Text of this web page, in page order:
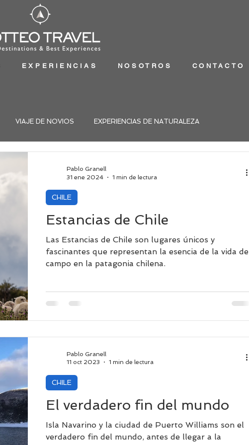
EXPERIENCIAS NOSOTROS CONTACTO
VIAJE DE NOVIOS EXPERIENCIAS DE NATURALEZA
Estancias de Chile
Las Estancias de Chile son lugares únicos y
fascinantes que representan la esencia de la vida de
campo en la patagonia chilena.
CHILE
Pablo Granell
31 ene 2024
1 min de lectura
El verdadero fin del mundo
Isla Navarino y la ciudad de Puerto Williams son el
verdadero fin del mundo, antes de llegar a la
CHILE
Pablo Granell
11 oct 2023
1 min de lectura